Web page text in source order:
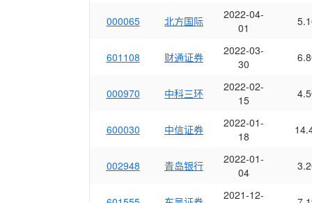
000065 北方国际
2022-04-
01
601108 财通证券
2022-03-
30
000970 中科三环
2022-02-
15
600030 中信证券
2022-01-
18
002948 青岛银行
2022-01-
04
2021-12-